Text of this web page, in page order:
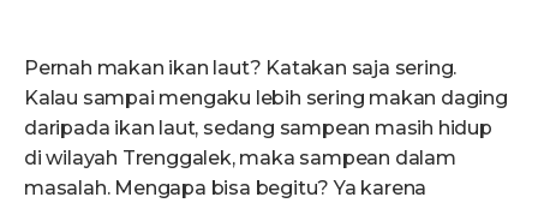
Pernah makan ikan laut? Katakan saja sering.
Kalau sampai mengaku lebih sering makan daging
daripada ikan laut, sedang sampean masih hidup
di wilayah Trenggalek, maka sampean dalam
masalah. Mengapa bisa begitu? Ya karena